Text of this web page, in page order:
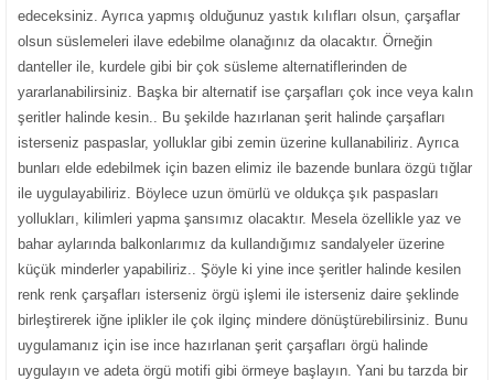
edeceksiniz. Ayrıca yapmış olduğunuz yastık kılıfları olsun, çarşaflar
olsun süslemeleri ilave edebilme olanağınız da olacaktır. Örneğin
danteller ile, kurdele gibi bir çok süsleme alternatiflerinden de
yararlanabilirsiniz. Başka bir alternatif ise çarşafları çok ince veya kalın
şeritler halinde kesin.. Bu şekilde hazırlanan şerit halinde çarşafları
isterseniz paspaslar, yolluklar gibi zemin üzerine kullanabiliriz. Ayrıca
bunları elde edebilmek için bazen elimiz ile bazende bunlara özgü tığlar
ile uygulayabiliriz. Böylece uzun ömürlü ve oldukça şık paspasları
yollukları, kilimleri yapma şansımız olacaktır. Mesela özellikle yaz ve
bahar aylarında balkonlarımız da kullandığımız sandalyeler üzerine
küçük minderler yapabiliriz.. Şöyle ki yine ince şeritler halinde kesilen
renk renk çarşafları isterseniz örgü işlemi ile isterseniz daire şeklinde
birleştirerek iğne iplikler ile çok ilginç mindere dönüştürebilirsiniz. Bunu
uygulamanız için ise ince hazırlanan şerit çarşafları örgü halinde
uygulayın ve adeta örgü motifi gibi örmeye başlayın. Yani bu tarzda bir